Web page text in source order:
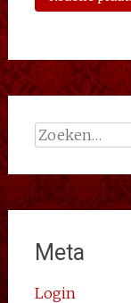
Zoeken
Meta
Login